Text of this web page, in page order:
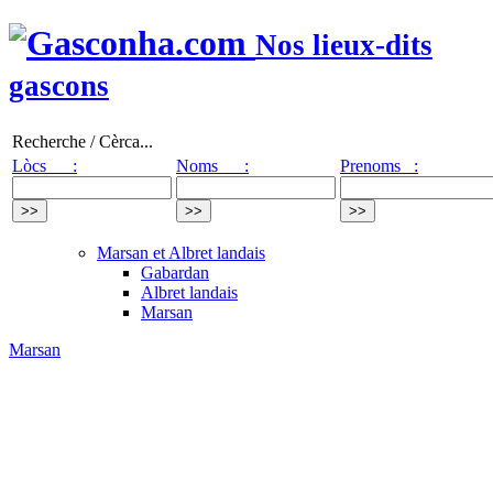
Nos lieux-dits
gascons
Recherche / Cèrca...
Lòcs :
Noms : Prenoms :
Marsan et Albret landais
Gabardan
Albret landais
Marsan
Marsan